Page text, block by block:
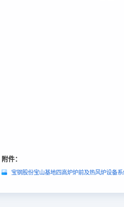
附件：
宝钢股份宝山基地四高炉炉前及热风炉设备